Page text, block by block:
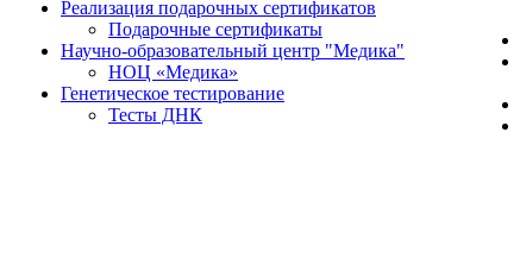
Реализация подарочных сертификатов
Подарочные сертификаты
Научно-образовательный центр "Медика"
НОЦ «Медика»
Генетическое тестирование
Тесты ДНК